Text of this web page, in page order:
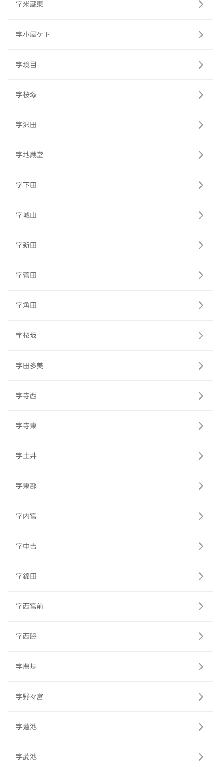
字米蔵東
字小屋ケ下
字境目
字桜塚
字沢田
字地蔵堂
字下田
字城山
字新田
字菅田
字角田
字桜坂
字田多美
字寺西
字寺東
字土井
字東部
字内宮
字中吉
字錦田
字西宮前
字西脇
字農基
字野々宮
字蓮池
字菱池